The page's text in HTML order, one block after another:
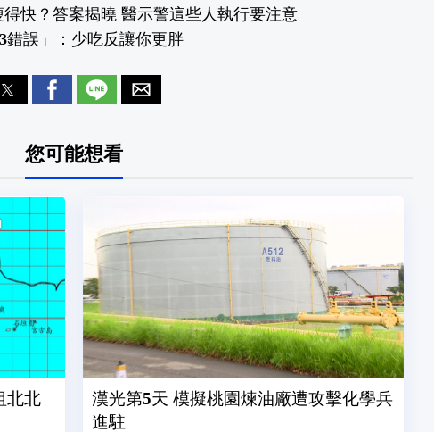
得快？答案揭曉 醫示警這些人執行要注意
錯誤」：少吃反讓你更胖
您可能想看
北北
漢光第5天 模擬桃園煉油廠遭攻擊化學兵
進駐